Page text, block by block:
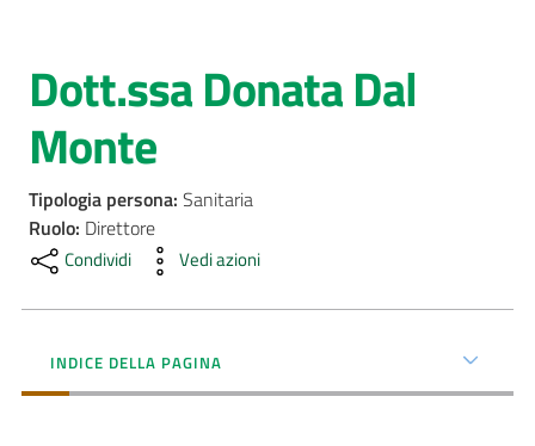
Azienda
Servizi
Luoghi
cura
Comunica
Salta al contenuto
Dott.ssa Donata Dal
Monte
Tipologia persona: Sanitaria
Ruolo: Direttore
Condividi Vedi azioni
INDICE DELLA PAGINA